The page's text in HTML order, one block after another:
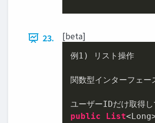
23. [beta]
例 1 ) リスト操作
関数型インターフェー
public
List